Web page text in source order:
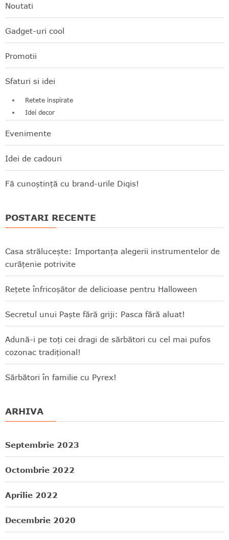
Noutati
Gadget-uri cool
Promotii
Sfaturi si idei
Retete inspirate
Idei decor
Evenimente
Idei de cadouri
Fă cunoștință cu brand-urile Diqis!
POSTARI RECENTE
Casa strălucește: Importanța alegerii instrumentelor de
curățenie potrivite
Rețete înfricoșător de delicioase pentru Halloween
Secretul unui Paște fără griji: Pasca fără aluat!
Adună-i pe toți cei dragi de sărbători cu cel mai pufos
cozonac tradițional!
Sărbători în familie cu Pyrex!
ARHIVA
Septembrie 2023
Octombrie 2022
Aprilie 2022
Decembrie 2020